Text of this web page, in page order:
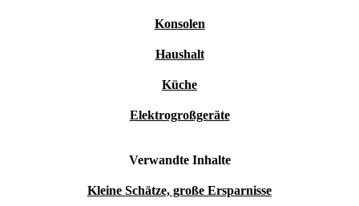
Konsolen
Haushalt
Küche
Elektrogroßgeräte
Verwandte Inhalte
Kleine Schätze, große Ersparnisse